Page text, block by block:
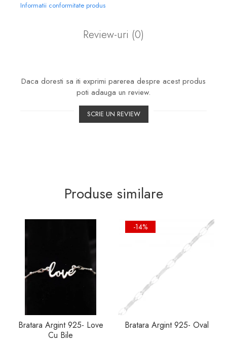
Informatii conformitate produs
Review-uri (0)
Daca doresti sa iti exprimi parerea despre acest produs
poti adauga un review.
SCRIE UN REVIEW
Produse similare
Bratara Argint 925- Love
Cu Bile
-14%
Bratara Argint 925- Oval